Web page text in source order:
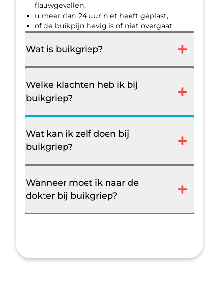
flauwgevallen,
u meer dan 24 uur niet heeft geplast,
of de buikpijn hevig is of niet overgaat.
Wat is buikgriep?
Welke klachten heb ik bij
buikgriep?
Wat kan ik zelf doen bij
buikgriep?
Wanneer moet ik naar de
dokter bij buikgriep?